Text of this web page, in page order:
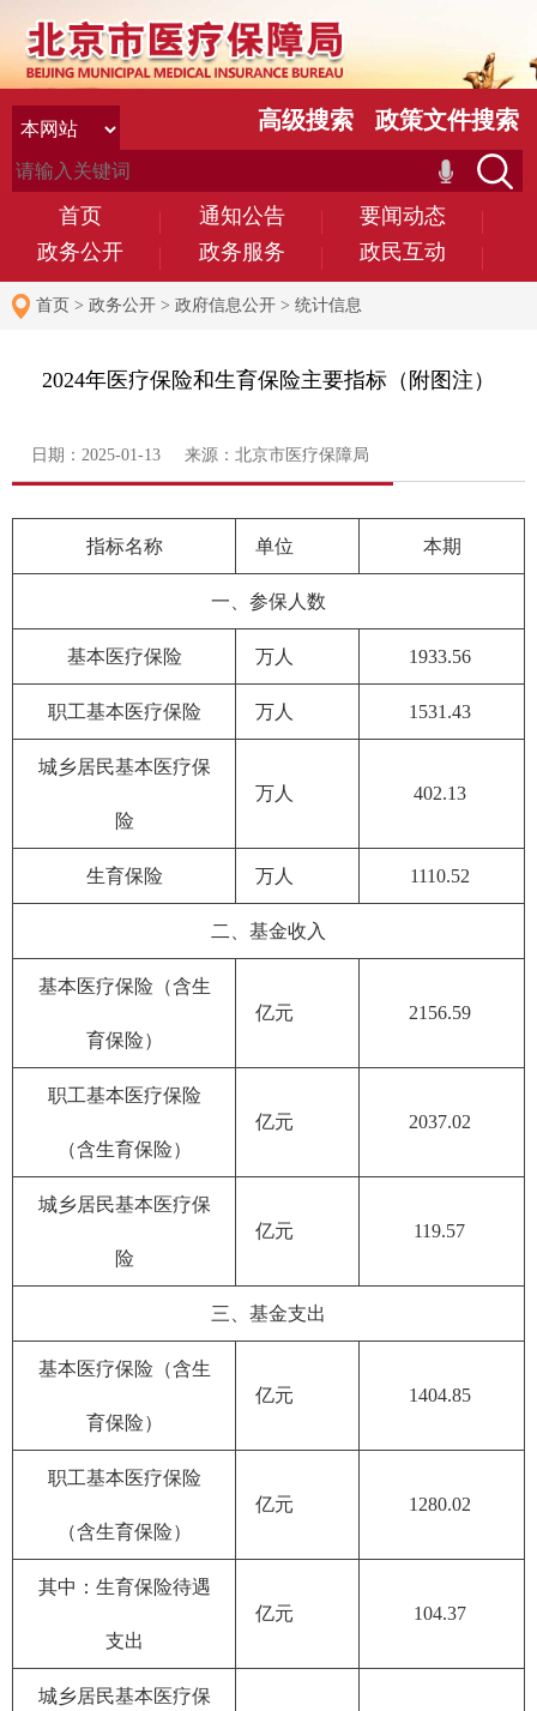
首页 通知公告
要闻动态
政务公开
政务服务 政民互动
高级搜索 政策文件搜索
首页 > 政务公开 > 政府信息公开 > 统计信息
2024年医疗保险和生育保险主要指标（附图注）
日期：2025-01-13 来源：北京市医疗保障局
指标名称 单位 本期
一、参保人数
基本医疗保险 万人 1933.56
职工基本医疗保险 万人 1531.43
城乡居民基本医疗保
险
万人 402.13
生育保险 万人 1110.52
二、基金收入
基本医疗保险（含生
育保险）
亿元 2156.59
职工基本医疗保险
（含生育保险）
亿元 2037.02
城乡居民基本医疗保
险
亿元 119.57
三、基金支出
基本医疗保险（含生
育保险）
亿元 1404.85
职工基本医疗保险
（含生育保险）
亿元 1280.02
其中：生育保险待遇
支出
亿元 104.37
城乡居民基本医疗保